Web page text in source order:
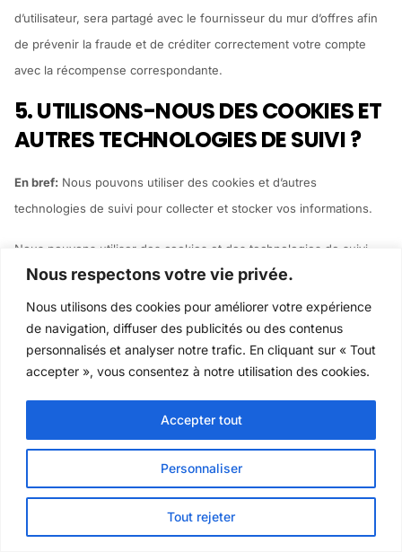
Nous respectons votre vie privée.
Nous utilisons des cookies pour améliorer votre expérience
de navigation, diffuser des publicités ou des contenus
personnalisés et analyser notre trafic. En cliquant sur « Tout
accepter », vous consentez à notre utilisation des cookies.
Personnaliser
Tout rejeter
Accepter tout
d’utilisateur, sera partagé avec le fournisseur du mur d’offres afin
de prévenir la fraude et de créditer correctement votre compte
avec la récompense correspondante.
5. UTILISONS-NOUS DES COOKIES ET
AUTRES TECHNOLOGIES DE SUIVI ?
En bref: Nous pouvons utiliser des cookies et d’autres
technologies de suivi pour collecter et stocker vos informations.
Nous pouvons utiliser des cookies et des technologies de suivi
similaires (comme des balises Web et des pixels) pour accéder ou
stocker des informations. Des informations spécifiques sur la
manière dont nous utilisons ces technologies et sur la manière
dont vous pouvez refuser certains cookies sont présentées dans
notre Avis relatif aux cookies.
6. COMBIEN DE TEMPS
CONSERVONS-NOUS VOS
INFORMATIONS ?
Nous conservons vos informations aussi longtemps que